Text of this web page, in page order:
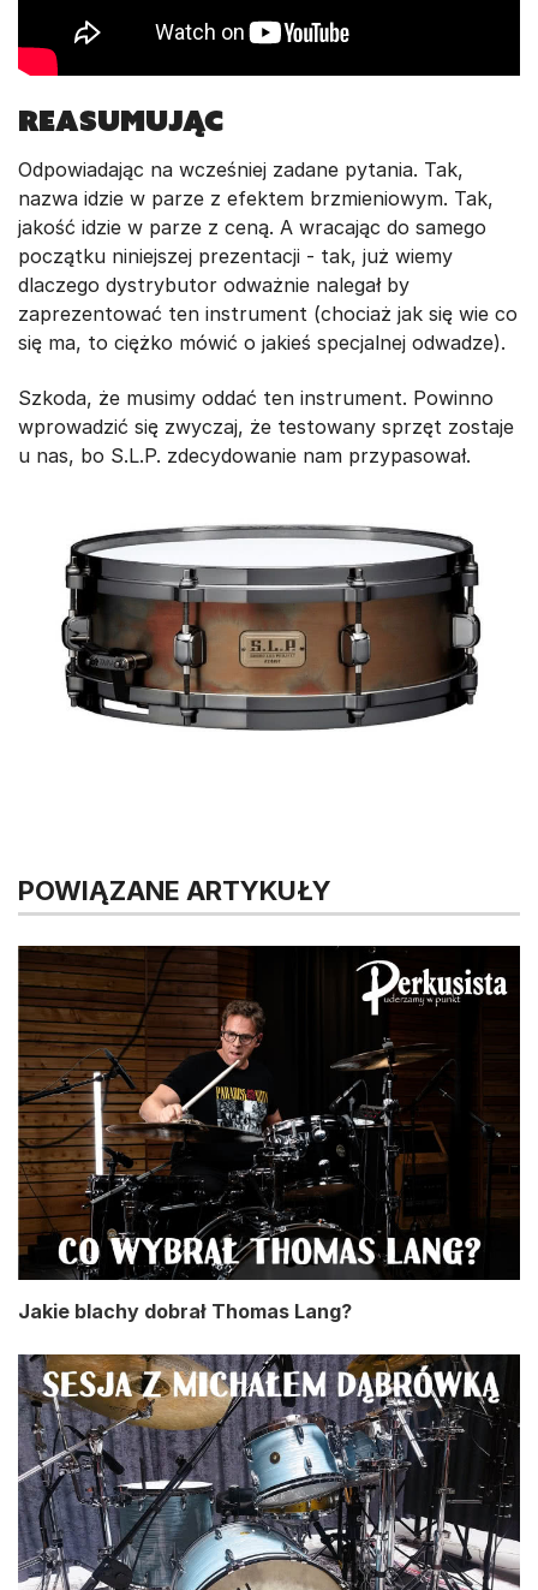
Reasumując
Odpowiadając na wcześniej zadane pytania. Tak,
nazwa idzie w parze z efektem brzmieniowym. Tak,
jakość idzie w parze z ceną. A wracając do samego
początku niniejszej prezentacji - tak, już wiemy
dlaczego dystrybutor odważnie nalegał by
zaprezentować ten instrument (chociaż jak się wie co
się ma, to ciężko mówić o jakieś specjalnej odwadze).
Szkoda, że musimy oddać ten instrument. Powinno
wprowadzić się zwyczaj, że testowany sprzęt zostaje
u nas, bo S.L.P. zdecydowanie nam przypasował.
POWIĄZANE ARTYKUŁY
Jakie blachy dobrał Thomas Lang?